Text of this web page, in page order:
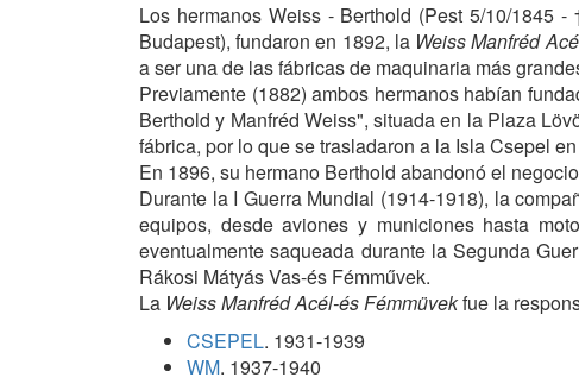
Los hermanos Weiss - Berthold (Pest 5/10/1845
Budapest), fundaron en 1892, la Weiss Manfréd
a ser una de las fábricas de maquinaria más
Previamente (1882) ambos hermanos habían
Berthold y Manfréd Weiss", situada en la Plaza
fábrica, por lo que se trasladaron a la Isla Csepel
En 1896, su hermano Berthold abandonó el
Durante la I Guerra Mundial (1914-1918), la
equipos, desde aviones y municiones hasta
eventualmente saqueada durante la Segunda
Rákosi Mátyás Vas-és Fémművek.
La Weiss Manfréd Acél-és Fémmüvekfue la
CSEPEL. 1931-1939
WM. 1937-1940